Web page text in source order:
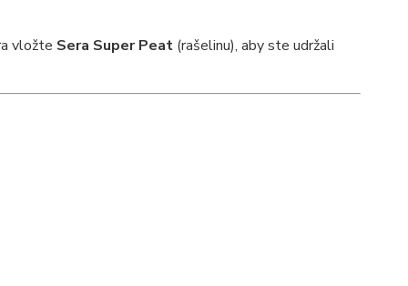
vložte Sera Super Peat(rašelinu), aby ste udržali